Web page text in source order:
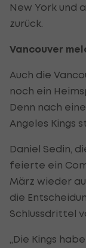
New York und
zurück.
Vancouver
Auch die
noch ein
Denn nach
Angeles Kings
Daniel Sedin,
feierte ein
März wieder
die
Schlussdrittel
„Die Kings